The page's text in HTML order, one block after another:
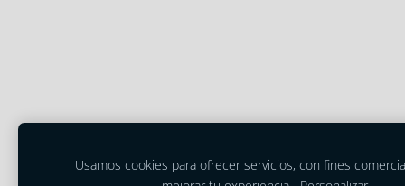
Usamos cookies para ofrecer servicios, con fines